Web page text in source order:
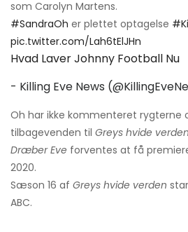
som Carolyn Martens.
#SandraOh er plettet optagelse
pic.twitter.com/Lah6tElJHn
Hvad Laver Johnny Football Nu
- Killing Eve News
Oh har ikke kommenteret rygterne
tilbagevenden til Greys hvide verden
Dræber Eve forventes at få
2020.
Sæson 16 af Greys hvide verden
ABC.